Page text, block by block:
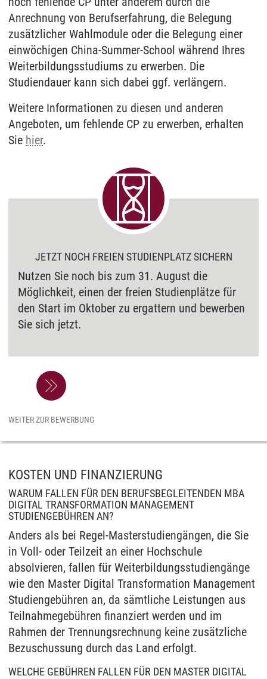
Anrechnung von Berufserfahrung, die Belegung
zusätzlicher Wahlmodule oder die Belegung einer
einwöchigen China-Summer-School während Ihres
Weiterbildungsstudiums zu erwerben. Die
Studiendauer kann sich dabei ggf. verlängern.
Weitere Informationen zu diesen und anderen
Angeboten, um fehlende CP zu erwerben, erhalten
Sie hier.
JETZT NOCH FREIEN STUDIENPLATZ SICHERN
Nutzen Sie noch bis zum 31. August die
Möglichkeit, einen der freien Studienplätze für
den Start im Oktober zu ergattern und bewerben
Sie sich jetzt.
WEITER ZUR BEWERBUNG
KOSTEN UND FINANZIERUNG
WARUM FALLEN FÜR DEN BERUFSBEGLEITENDEN MBA
DIGITAL TRANSFORMATION MANAGEMENT
STUDIENGEBÜHREN AN?
Anders als bei Regel-Masterstudiengängen, die Sie
in Voll- oder Teilzeit an einer Hochschule
absolvieren, fallen für Weiterbildungsstudiengänge
wie den Master Digital Transformation Management
Studiengebühren an, da sämtliche Leistungen aus
Teilnahmegebühren finanziert werden und im
Rahmen der Trennungsrechnung keine zusätzliche
Bezuschussung durch das Land erfolgt.
WELCHE GEBÜHREN FALLEN FÜR DEN MASTER DIGITAL